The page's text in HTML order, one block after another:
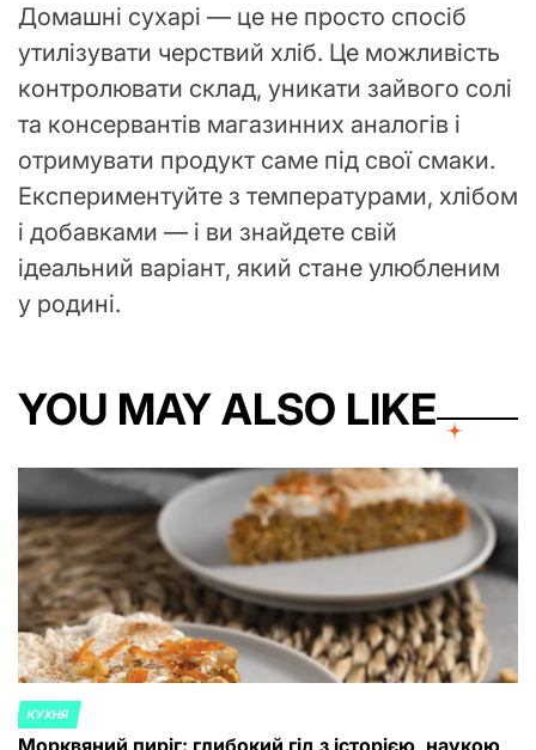
Домашні сухарі — це не просто спосіб
утилізувати черствий хліб. Це можливість
контролювати склад, уникати зайвого солі
та консервантів магазинних аналогів і
отримувати продукт саме під свої смаки.
Експериментуйте з температурами, хлібом
і добавками — і ви знайдете свій
ідеальний варіант, який стане улюбленим
у родині.
YOU MAY ALSO LIKE
POSTED
IN
КУХНЯ
Морквяний пиріг: глибокий гід з історією, наукою